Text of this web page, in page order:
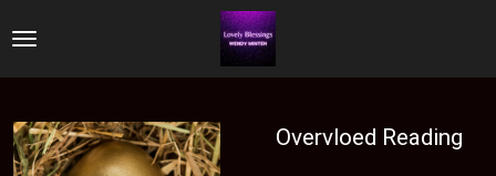
Ga
de
hoofdinhoud
Overvloed Reading